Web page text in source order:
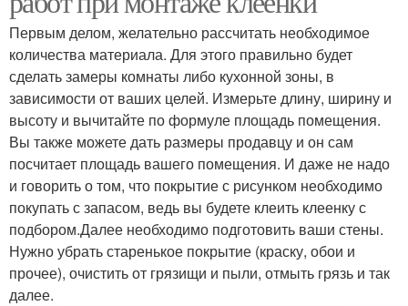
Первым делом, желательно рассчитать необходимое
количества материала. Для этого правильно будет
сделать замеры комнаты либо кухонной зоны, в
зависимости от ваших целей. Измерьте длину, ширину и
высоту и вычитайте по формуле площадь помещения.
Вы также можете дать размеры продавцу и он сам
посчитает площадь вашего помещения. И даже не надо
и говорить о том, что покрытие с рисунком необходимо
покупать с запасом, ведь вы будете клеить клеенку с
подбором.Далее необходимо подготовить ваши стены.
Нужно убрать старенькое покрытие (краску, обои и
прочее), очистить от грязищи и пыли, отмыть грязь и так
далее.